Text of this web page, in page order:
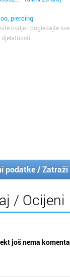
piercing
ovdje i pogledajte
djelatnosti
podatke /
/ Ocijeni
još nema